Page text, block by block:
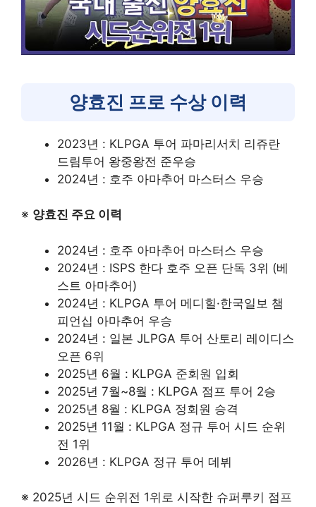
양효진 프로 수상 이력
2023년 : KLPGA 투어 파마리서치 리쥬란
드림투어 왕중왕전 준우승
2024년 : 호주 아마추어 마스터스 우승
※ 양효진 주요 이력
2024년 : 호주 아마추어 마스터스 우승
2024년 : ISPS 한다 호주 오픈 단독 3위 (베
스트 아마추어)
2024년 : KLPGA 투어 메디힐·한국일보 챔
피언십 아마추어 우승
2024년 : 일본 JLPGA 투어 산토리 레이디스
오픈 6위
2025년 6월 : KLPGA 준회원 입회
2025년 7월~8월 : KLPGA 점프 투어 2승
2025년 8월 : KLPGA 정회원 승격
2025년 11월 : KLPGA 정규 투어 시드 순위
전 1위
2026년 : KLPGA 정규 투어 데뷔
※ 2025년 시드 순위전 1위로 시작한 슈퍼루키 점프